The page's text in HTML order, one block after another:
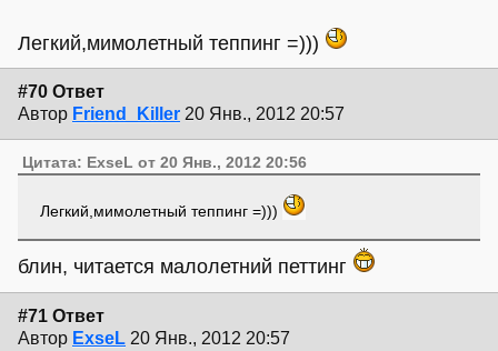
Легкий,мимолетный теппинг =)))
#70 Ответ
Автор Friend_Killer 20 Янв., 2012 20:57
Цитата: ExseL от 20 Янв., 2012 20:56
Легкий,мимолетный теппинг =)))
блин, читается малолетний петтинг
#71 Ответ
Автор ExseL 20 Янв., 2012 20:57